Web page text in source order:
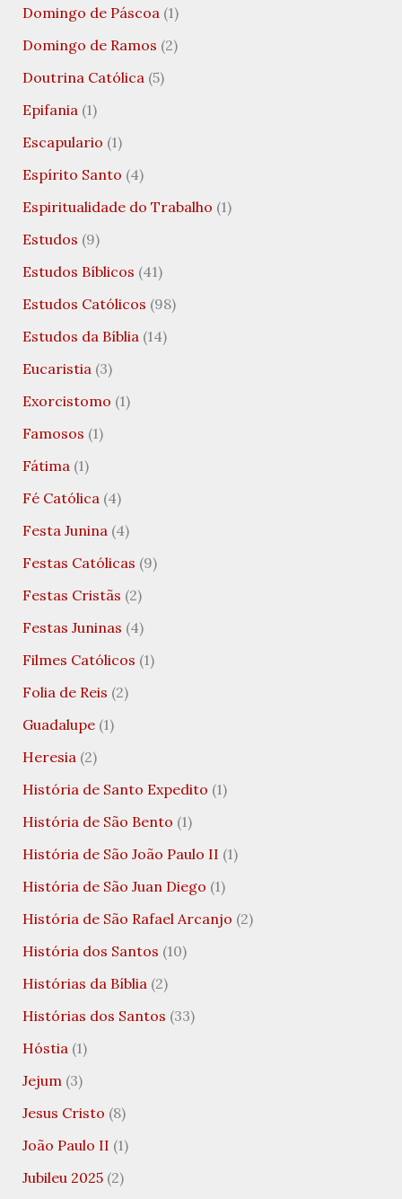
Domingo de Páscoa(1)
Domingo de Ramos (2)
Doutrina Católica(5)
Epifania(1)
Escapulario (1)
Espírito Santo (4)
Espiritualidade do Trabalho (1)
Estudos (9)
Estudos Bíblicos (41)
Estudos Católicos (98)
Estudos da Bíblia(14)
Eucaristia(3)
Exorcistomo (1)
Famosos (1)
Fátima(1)
Fé Católica(4)
Festa Junina(4)
Festas Católicas (9)
Festas Cristãs (2)
Festas Juninas (4)
Filmes Católicos (1)
Folia de Reis (2)
Guadalupe(1)
Heresia(2)
História de Santo Expedito (1)
História de São Bento (1)
História de São João Paulo II (1)
História de São Juan Diego (1)
História de São Rafael Arcanjo (2)
História dos Santos (10)
Histórias da Bíblia(2)
Histórias dos Santos (33)
Hóstia(1)
Jejum(3)
Jesus Cristo (8)
João Paulo II (1)
Jubileu 2025(2)